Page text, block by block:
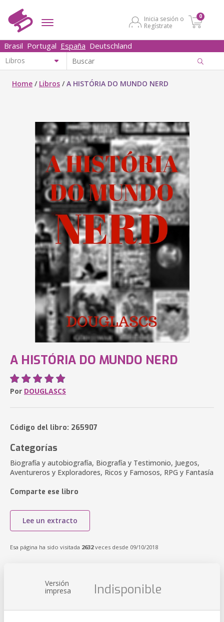
Inicia sesión o
Regístrate
0
Brasil Portugal España Deutschland
Home / Libros /A HISTÓRIA DO MUNDO NERD
A HISTÓRIA DO MUNDO NERD
Por DOUGLASCS
Código del libro: 265907
Categorías
Biografía y autobiografía, Biografía y Testimonio, Juegos,
Aventureros y Exploradores, Ricos y Famosos, RPG y Fantasía
Comparte ese libro
Lee un extracto
Esa página ha sido visitada 2632veces desde 09/10/2018
Versión
impresa Indisponible